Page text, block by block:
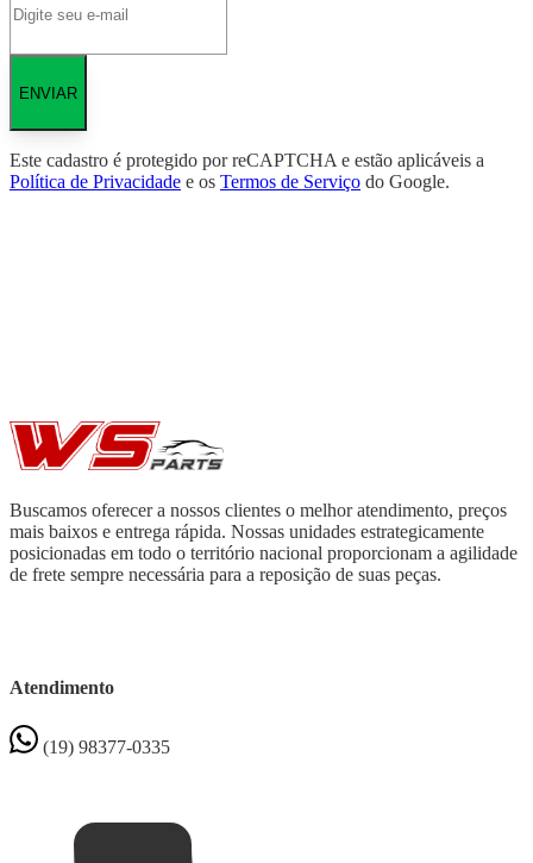
ENVIAR
Este cadastro é protegido por reCAPTCHA e estão aplicáveis a
Política de Privacidade e os Termos de Serviço do Google.
Buscamos oferecer a nossos clientes o melhor atendimento, preços
mais baixos e entrega rápida. Nossas unidades estrategicamente
posicionadas em todo o território nacional proporcionam a agilidade
de frete sempre necessária para a reposição de suas peças.
Atendimento
(19) 98377-0335